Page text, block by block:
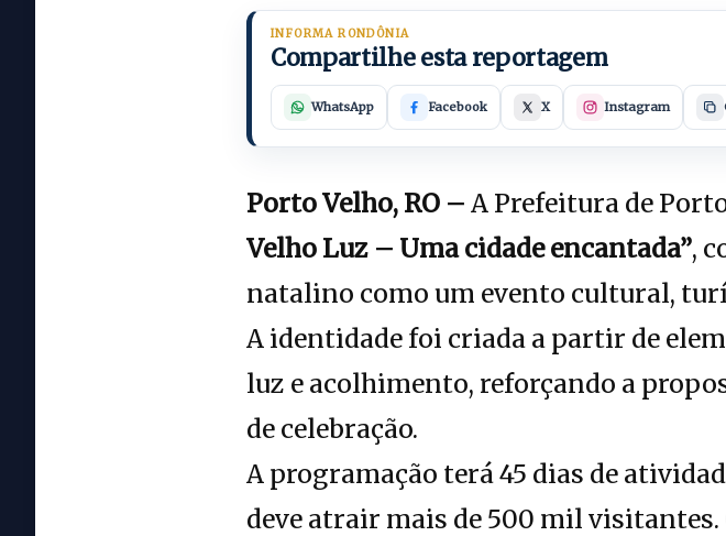
INFORMA RONDÔNIA
Compartilhe esta reportagem
WhatsApp Facebook X Instagram
Porto Velho, RO – A Prefeitura de
Velho Luz – Uma cidade encantada”,
natalino como um evento cultural,
A identidade foi criada a partir de
luz e acolhimento, reforçando a
de celebração.
A programação terá 45 dias de
deve atrair mais de 500 mil visitantes.